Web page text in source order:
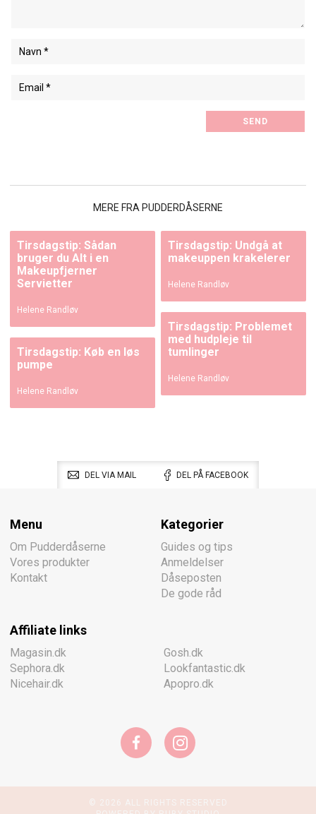
MERE FRA PUDDERDÅSERNE
Tirsdagstip: Sådan
bruger du Alt i en
Makeupfjerner
Servietter
Helene Randløv
Tirsdagstip: Undgå at
makeuppen krakelerer
Helene Randløv
Tirsdagstip: Køb en løs
pumpe
Helene Randløv
Tirsdagstip: Problemet
med hudpleje til
tumlinger
Helene Randløv
DEL VIA MAIL DEL PÅ FACEBOOK
Menu
Om Pudderdåserne
Vores produkter
Kontakt
Kategorier
Guides og tips
Anmeldelser
Dåseposten
De gode råd
Affiliate links
Magasin.dk
Sephora.dk
Nicehair.dk
Gosh.dk
Lookfantastic.dk
Apopro.dk
© 2026 ALL RIGHTS RESERVED